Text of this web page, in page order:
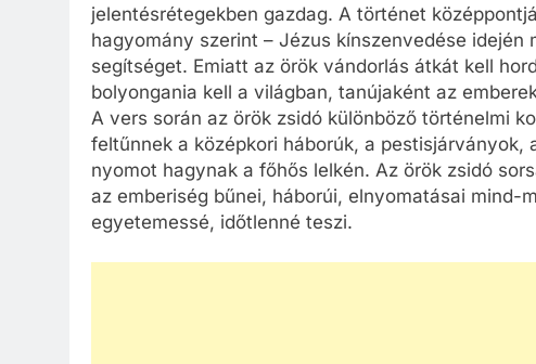
jelentésrétegekben gazdag. A történet
hagyomány szerint – Jézus kínszenvedése idején
segítséget. Emiatt az örök vándorlás átkát kell
bolyongania kell a világban, tanújaként az
A vers során az örök zsidó különböző történelmi
feltűnnek a középkori háborúk, a
nyomot hagynak a főhős lelkén. Az örök zsidó
az emberiség bűnei, háborúi, elnyomatásai mind-
egyetemessé, időtlenné teszi.